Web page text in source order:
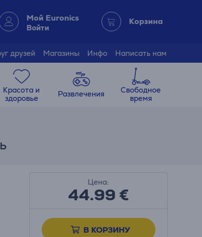
Мой Euronics
Войти
Корзина
друзей Магазины Инфо Написать нам
Красота и
здоровье
Развлечения
Свободное
время
Цена:
44.99€
В КОРЗИНУ